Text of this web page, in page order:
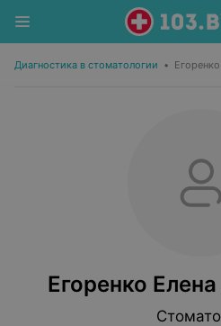
Диагностика в стоматологии •
Егоренко